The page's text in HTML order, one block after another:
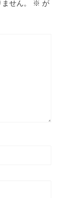
せん。 ※ が